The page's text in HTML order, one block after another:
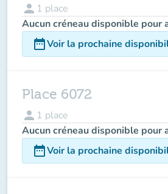
person 1 place
Aucun créneau disponible pour
date_rangeVoir la prochaine
Place 6072
person 1 place
Aucun créneau disponible pour
date_rangeVoir la prochaine